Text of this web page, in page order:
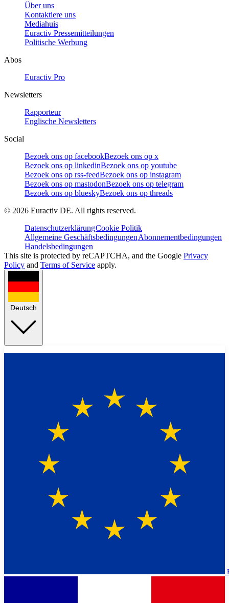
Über uns
Kontaktiere uns
Mediahuis
Euractiv Pressemitteilungen
Politische Werbung
Abos
Euractiv Pro
Newsletters
Rapporteur
Englische Newsletters
Social
Bezoek ons op facebookBezoek ons op x
Bezoek ons op linkedinBezoek ons op youtube
Bezoek ons op rss-feedBezoek ons op instagram
Bezoek ons op mastodonBezoek ons op telegram
Bezoek ons op blueskyBezoek ons op threads
© 2026 Euractiv DE. All rights reserved.
DatenschutzerklärungCookie Politik
Allgemeine GeschäftsbedingungenAbonnementbedingungen
Handelsbedingungen
This site is protected by reCAPTCHA, and the Google Privacy
Policy and Terms of Service apply.
Deutsch